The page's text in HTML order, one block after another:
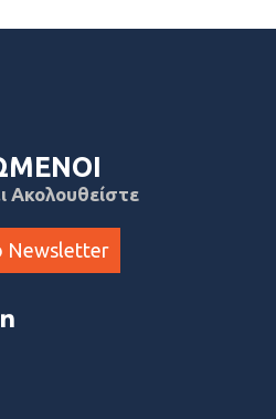
Ακολουθείστε
Newsletter